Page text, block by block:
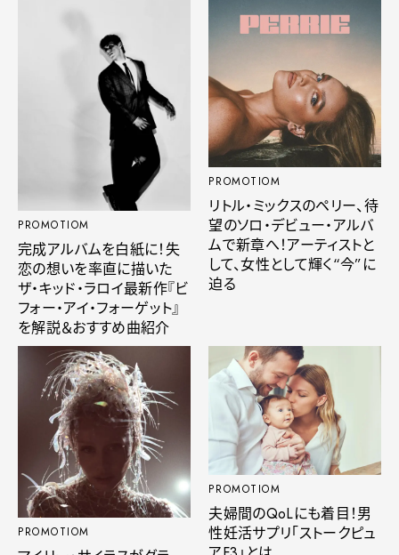
PROMOTIOM
完成アルバムを白紙に！失
恋の想いを率直に描いた
ザ・キッド・ラロイ最新作『ビ
フォー・アイ・フォーゲット』
を解説＆おすすめ曲紹介
PROMOTIOM
リトル・ミックスのペリー、待
望のソロ・デビュー・アルバ
ムで新章へ！アーティストと
して、女性として輝く“今”に
迫る
PROMOTIOM
PROMOTIOM
夫婦間のQoLにも着目！男
性妊活サプリ「ストークピュ